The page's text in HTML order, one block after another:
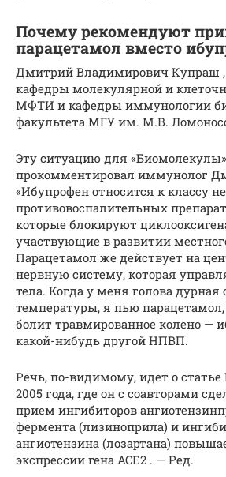
Почему рекомендуют
парацетамол вместо
Дмитрий Владимирович Купраш ,
кафедры молекулярной и
МФТИ и кафедры иммунологии
факультета МГУ им. М.В.
Эту ситуацию для «Биомолекулы»
прокомментировал иммунолог
«Ибупрофен относится к классу
противовоспалительных
которые блокируют
участвующие в развитии
Парацетамол же действует на
нервную систему, которая
тела. Когда у меня голова дурная
температуры, я пью парацетамол,
болит травмированное колено —
какой-нибудь другой НПВП.
Речь, по-видимому, идет о статье
2005 года, где он с соавторами
прием ингибиторов
фермента (лизиноприла) и
ангиотензина (лозартана)
экспрессии гена ACE2 . — Ред.